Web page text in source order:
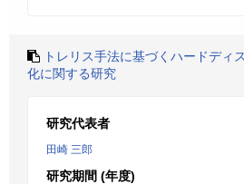
トレリス手法に基づくハードディ
化に関する研究
研究代表者
田崎 三郎
研究期間 (年度)